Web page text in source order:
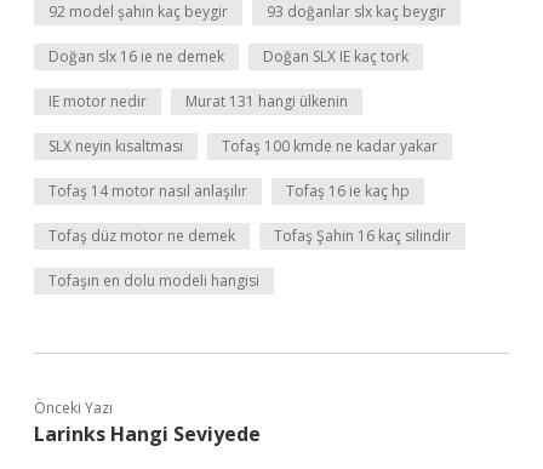
92 model şahin kaç beygir 93 doğanlar slx kaç beygir
Doğan slx 16 ie ne demek Doğan SLX IE kaç tork
IE motor nedir Murat 131 hangi ülkenin
SLX neyin kısaltması Tofaş 100 kmde ne kadar yakar
Tofaş 14 motor nasıl anlaşılır Tofaş 16 ie kaç hp
Tofaş düz motor ne demek Tofaş Şahin 16 kaç silindir
Tofaşın en dolu modeli hangisi
Önceki Yazı
Larinks Hangi Seviyede